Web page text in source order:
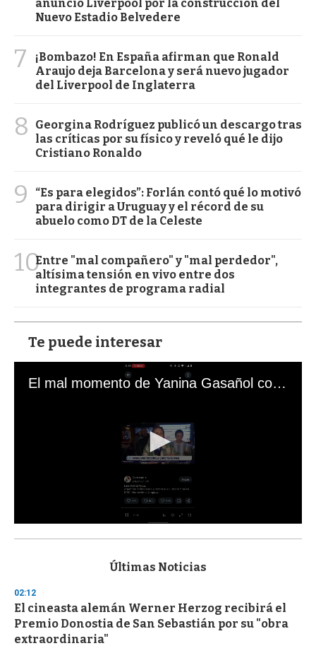
anunció Liverpool por la construcción del
Nuevo Estadio Belvedere
7
¡Bombazo! En España afirman que Ronald
Araujo deja Barcelona y será nuevo jugador
del Liverpool de Inglaterra
8
Georgina Rodríguez publicó un descargo tras
las críticas por su físico y reveló qué le dijo
Cristiano Ronaldo
9
“Es para elegidos”: Forlán contó qué lo motivó
para dirigir a Uruguay y el récord de su
abuelo como DT de la Celeste
10Entre "mal compañero" y "mal perdedor",
altísima tensión en vivo entre dos
integrantes de programa radial
Te puede interesar
El mal momento de Yanina Gasañol con un hincha argentino en "Subrayado"
s
d
s
o
f
3
Últimas Noticias
02:12
El cineasta alemán Werner Herzog recibirá el
Premio Donostia de San Sebastián por su "obra
extraordinaria"